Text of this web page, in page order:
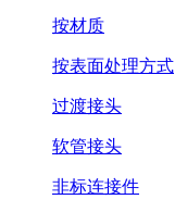
按材质
按表面处理方式
过渡接头
软管接头
非标连接件